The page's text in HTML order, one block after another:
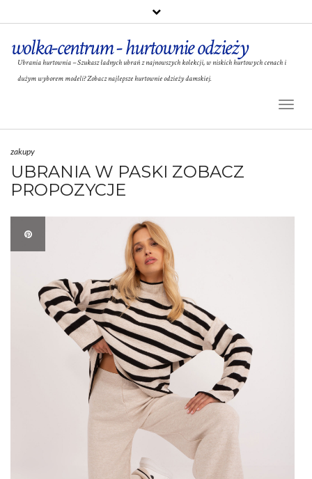
wolka-centrum - hurtownie odzieży
Ubrania hurtownia – Szukasz ładnych ubrań z najnowszych kolekcji, w niskich hurtowych cenach i
dużym wyborem modeli? Zobacz najlepsze hurtownie odzieży damskiej.
zakupy
UBRANIA W PASKI ZOBACZ
PROPOZYCJE